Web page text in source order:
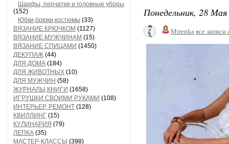
Шарфы, перчатки и головные уборы
(152)
Юбки,брюки,костюмы (33)
ВЯЗАНИЕ КРЮЧКОМ (1127)
ВЯЗАНИЕ МУЖЧИНАМ (15)
ВЯЗАНИЕ СПИЦАМИ (1450)
ДЕКУПАЖ (44)
ДЛЯ ДОМА (184)
ДЛЯ ЖИВОТНЫХ (10)
ДЛЯ МУЖЧИН (58)
ЖУРНАЛЫ,КНИГИ (1658)
ИГРУШКИ СВОИМИ РУКАМИ (108)
ИНТЕРЬЕР, РЕМОНТ (128)
КВИЛЛИНГ (15)
КУЛИНАРИЯ (79)
ЛЕПКА (35)
МАСТЕР-КЛАССЫ (398)
Понедельник, 28
Mirenka все записи